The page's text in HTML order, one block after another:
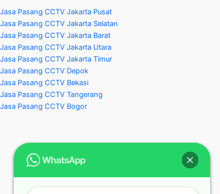
Jasa Pasang CCTV Jakarta Pusat
Jasa Pasang CCTV Jakarta Selatan
Jasa Pasang CCTV Jakarta Barat
Jasa Pasang CCTV Jakarta Utara
Jasa Pasang CCTV Jakarta Timur
Jasa Pasang CCTV Depok
Jasa Pasang CCTV Bekasi
Jasa Pasang CCTV Tangerang
Jasa Pasang CCTV Bogor